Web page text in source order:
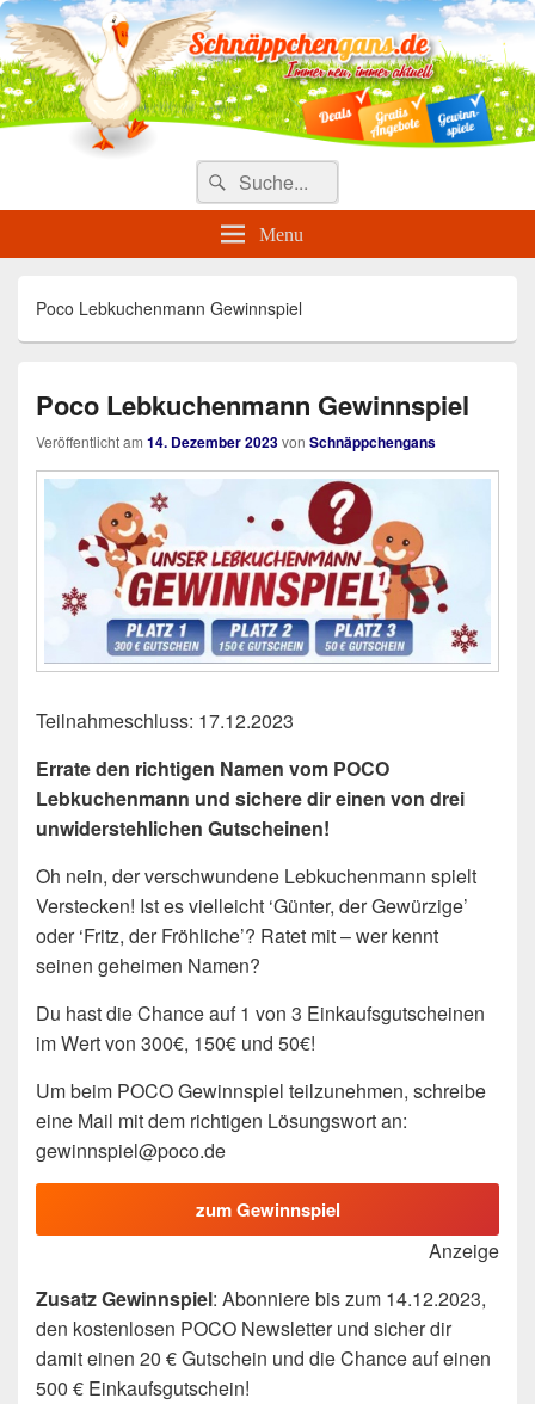
Täglich die besten Gewinnspiele
und Angebote
Search
for:
Suche
Menu
Poco Lebkuchenmann Gewinnspiel
Poco Lebkuchenmann Gewinnspiel
Veröffentlicht am 14. Dezember 2023von Schnäppchengans
Teilnahmeschluss: 17.12.2023
Errate den richtigen Namen vom POCO
Lebkuchenmann und sichere dir einen von drei
unwiderstehlichen Gutscheinen!
Oh nein, der verschwundene Lebkuchenmann spielt
Verstecken! Ist es vielleicht ‘Günter, der Gewürzige’
oder ‘Fritz, der Fröhliche’? Ratet mit – wer kennt
seinen geheimen Namen?
Du hast die Chance auf 1 von 3 Einkaufsgutscheinen
im Wert von 300€, 150€ und 50€!
Um beim POCO Gewinnspiel teilzunehmen, schreibe
eine Mail mit dem richtigen Lösungswort an:
gewinnspiel@poco.de
zum Gewinnspiel
Anzeige
Zusatz Gewinnspiel: Abonniere bis zum 14.12.2023,
den kostenlosen POCO Newsletter und sicher dir
damit einen 20 € Gutschein und die Chance auf einen
500 € Einkaufsgutschein!